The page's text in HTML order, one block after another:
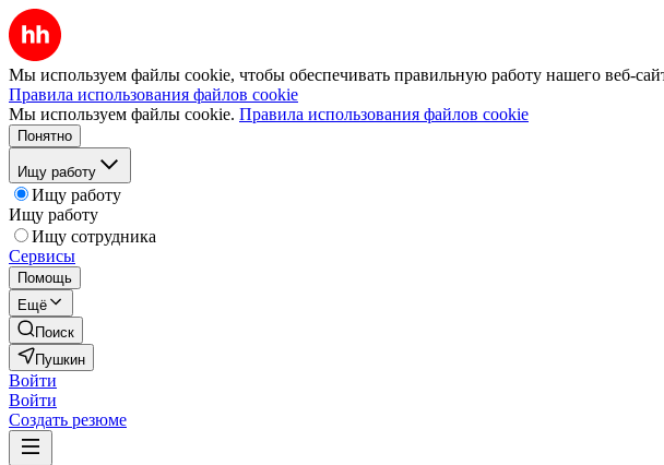
Мы используем файлы cookie, чтобы обеспечивать правильную работу нашего веб-
Правила использования файлов cookie
Мы используем файлы cookie. Правила использования файлов cookie
Понятно
Ищу работу
Ищу работу
Ищу работу
Ищу сотрудника
Сервисы
Помощь
Ещё
Поиск
Пушкин
Войти
Войти
Создать резюме